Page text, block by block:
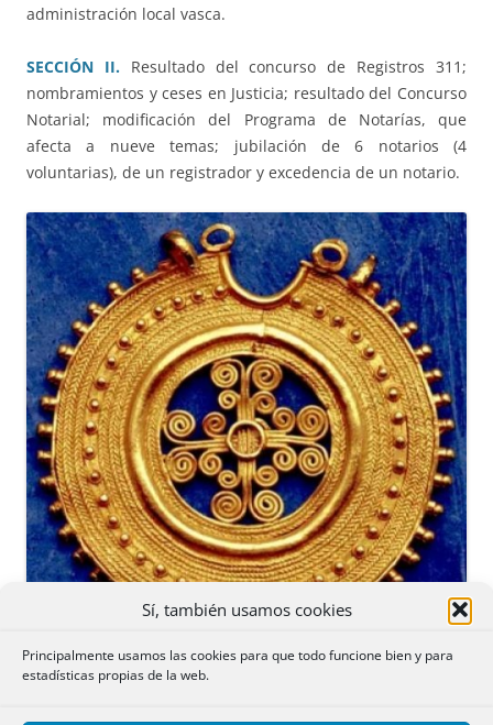
Sí, también usamos cookies
Principalmente usamos las cookies para que todo funcione bien y para
estadísticas propias de la web.
administración local vasca.
SECCIÓN II.Resultado del concurso de Registros 311;
nombramientos y ceses en Justicia; resultado del Concurso
Notarial; modificación del Programa de Notarías, que
afecta a nueve temas; jubilación de 6 notarios (4
voluntarias), de un registrador y excedencia de un notario.